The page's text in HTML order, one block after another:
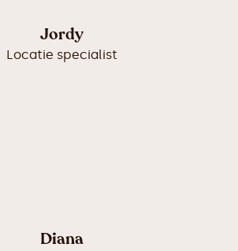
Jordy
Locatie specialist
Diana